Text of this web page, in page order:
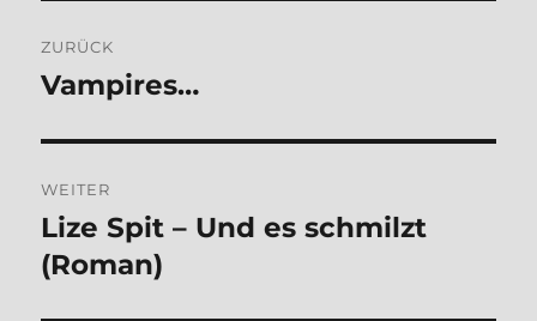
ZURÜCK
Vorheriger
Vam­pi­res…
WEITER
Nächster
Beitrag:
Lize Spit – Und es schmilzt
(Roman)